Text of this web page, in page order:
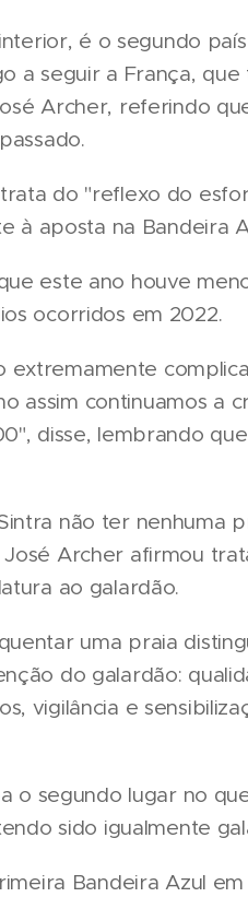
é o segundo
a seguir a França,
Archer, referindo
do "reflexo do
à aposta na Bandeira
este ano houve
ocorridos em 2022.
extremamente
assim continuamos a
disse, lembrando
não ter nenhuma
Archer afirmou
ao galardão.
uma praia
do galardão:
vigilância e
o segundo lugar no
sido igualmente
Bandeira Azul